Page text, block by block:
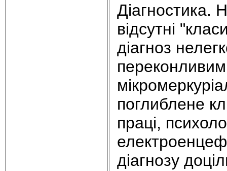
Діагностика.
відсутні
діагноз
поглиблене
праці,
діагнозу